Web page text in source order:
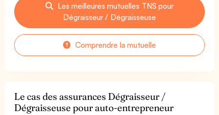
Les meilleures mutuelles TNS pour
Dégraisseur / Dégraisseuse
Comprendre la mutuelle
Le cas des assurances Dégraisseur /
Dégraisseuse pour auto-entrepreneur